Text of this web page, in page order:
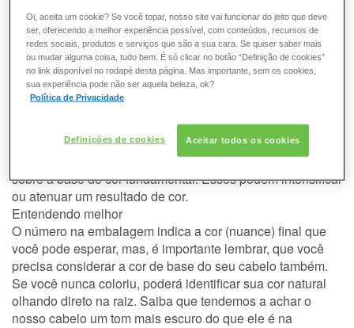
fundamentais para definir a tonalidade que se deseja
obter, já que correspondem às cores de
base/fundamentais.
Exemplo: Nuance 8 (louro claro)
Temos ainda nuances que acompanham reflexos.
(louro escuro vermelho intenso) e nuance 9.1 (louro muito
claro acinzentado).
Os reflexos determinam o resultado final que será obtido
sobre a base de cor fundamental. Esses podem intensificar
ou atenuar um resultado de cor.
Entendendo melhor
O número na embalagem indica a cor (nuance) final que
você pode esperar, mas, é importante lembrar, que você
precisa considerar a cor de base do seu cabelo também.
Se você nunca coloriu, poderá identificar sua cor natural
olhando direto na raiz. Saiba que tendemos a achar o
nosso cabelo um tom mais escuro do que ele é na
Oi, aceita um cookie? Se você topar, nosso site vai funcionar do jeito que deve
ser, oferecendo a melhor experiência possível, com conteúdos, recursos de
redes sociais, produtos e serviços que são a sua cara. Se quiser saber mais
ou mudar alguma coisa, tudo bem. É só clicar no botão “Definição de cookies”
no link disponível no rodapé desta página. Mas importante, sem os cookies,
sua experiência pode não ser aquela beleza, ok?
Política de Privacidade
Definições de cookies Aceitar todos os cookies